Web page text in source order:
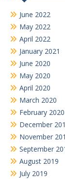
June 2022
May 2022
April 2022
January 2021
June 2020
May 2020
April 2020
March 2020
February 2020
December
November
September
August 2019
July 2019